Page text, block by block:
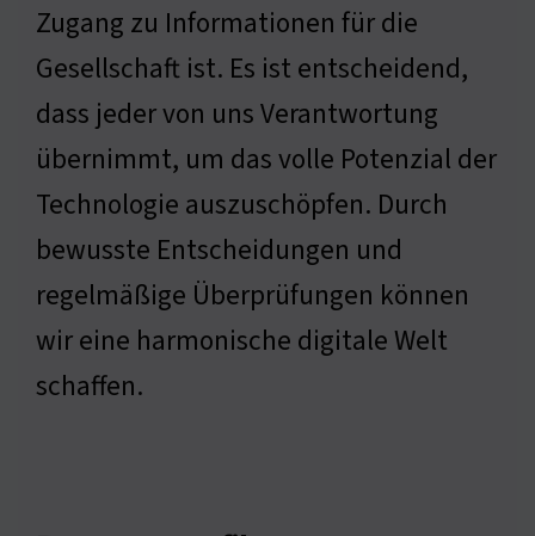
Zugang zu Informationen für die
Gesellschaft ist. Es ist entscheidend,
dass jeder von uns Verantwortung
übernimmt, um das volle Potenzial der
Technologie auszuschöpfen. Durch
bewusste Entscheidungen und
regelmäßige Überprüfungen können
wir eine harmonische digitale Welt
schaffen.